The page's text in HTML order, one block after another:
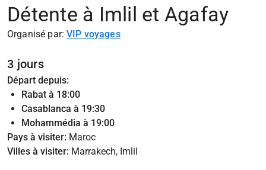
Détente à Imlil et Agafay
Organisé par:VIP voyages
3 jours
Départ depuis:
Rabat à 18:00
Casablanca à 19:30
Mohammédia à 19:00
Pays à visiter: Maroc
Villes à visiter: Marrakech, Imlil